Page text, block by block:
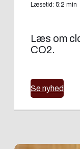
Læsetid: 5:2 min
Læs om
CO2.
Se nyhed